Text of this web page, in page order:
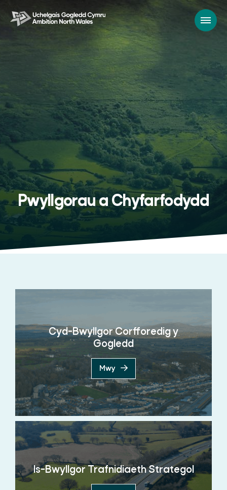
Pwyllgorau a Chyfarfodydd
Cyd-Bwyllgor Corfforedig y
Gogledd
Mwy
Is-Bwyllgor Trafnidiaeth Strategol